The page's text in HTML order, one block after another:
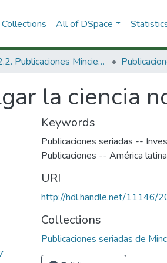
All of DSpace
3.2.2. Publicaciones Minciencias
la ciencia
Keywords
Publicaciones seriadas --
Publicaciones -- América latina
URI
http://hdl.handle.net/11146/
Collections
Publicaciones seriadas de